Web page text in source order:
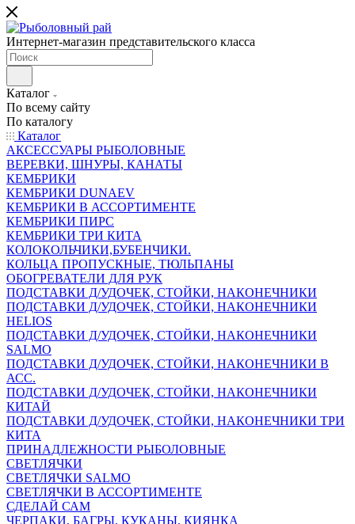
Интернет-магазин представительского класса
Каталог
По всему сайту
По каталогу
Каталог
АКСЕССУАРЫ РЫБОЛОВНЫЕ
ВЕРЕВКИ, ШНУРЫ, КАНАТЫ
КЕМБРИКИ
КЕМБРИКИ DUNAEV
КЕМБРИКИ В АССОРТИМЕНТЕ
КЕМБРИКИ ПИРС
КЕМБРИКИ ТРИ КИТА
КОЛОКОЛЬЧИКИ,БУБЕНЧИКИ.
КОЛЬЦА ПРОПУСКНЫЕ, ТЮЛЬПАНЫ
ОБОГРЕВАТЕЛИ ДЛЯ РУК
ПОДСТАВКИ Д/УДОЧЕК, СТОЙКИ, НАКОНЕЧНИКИ
ПОДСТАВКИ Д/УДОЧЕК, СТОЙКИ, НАКОНЕЧНИКИ
HELIOS
ПОДСТАВКИ Д/УДОЧЕК, СТОЙКИ, НАКОНЕЧНИКИ
SALMO
ПОДСТАВКИ Д/УДОЧЕК, СТОЙКИ, НАКОНЕЧНИКИ В
АСС.
ПОДСТАВКИ Д/УДОЧЕК, СТОЙКИ, НАКОНЕЧНИКИ
КИТАЙ
ПОДСТАВКИ Д/УДОЧЕК, СТОЙКИ, НАКОНЕЧНИКИ ТРИ
КИТА
ПРИНАДЛЕЖНОСТИ РЫБОЛОВНЫЕ
СВЕТЛЯЧКИ
СВЕТЛЯЧКИ SALMO
СВЕТЛЯЧКИ В АССОРТИМЕНТЕ
СДЕЛАЙ САМ
ЧЕРПАКИ, БАГРЫ, КУКАНЫ, КИЯНКА